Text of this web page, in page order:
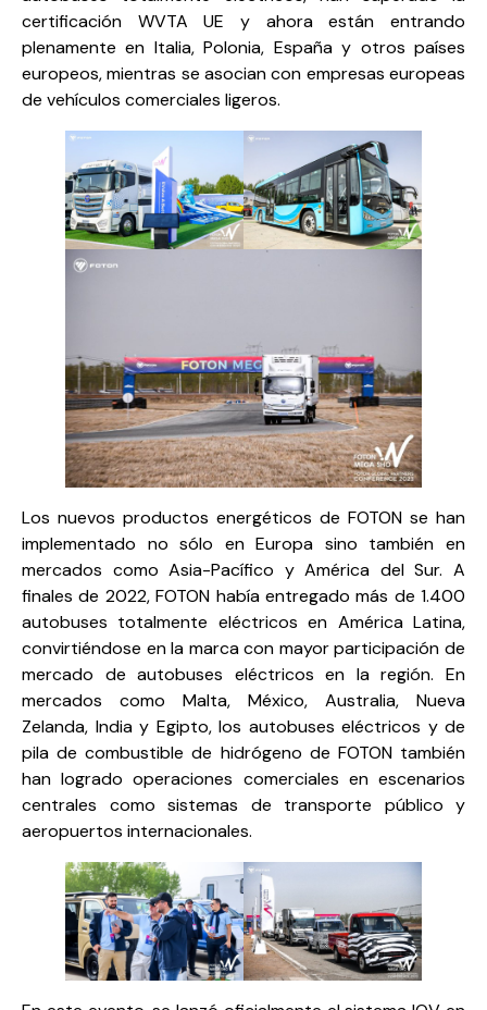
certificación WVTA UE y ahora están entrando
plenamente en Italia, Polonia, España y otros países
europeos, mientras se asocian con empresas europeas
de vehículos comerciales ligeros.
Los nuevos productos energéticos de FOTON se han
implementado no sólo en Europa sino también en
mercados como Asia-Pacífico y América del Sur. A
finales de 2022, FOTON había entregado más de 1.400
autobuses totalmente eléctricos en América Latina,
convirtiéndose en la marca con mayor participación de
mercado de autobuses eléctricos en la región. En
mercados como Malta, México, Australia, Nueva
Zelanda, India y Egipto, los autobuses eléctricos y de
pila de combustible de hidrógeno de FOTON también
han logrado operaciones comerciales en escenarios
centrales como sistemas de transporte público y
aeropuertos internacionales.